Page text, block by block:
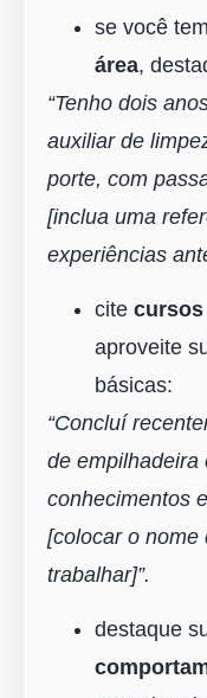
se você tem
área,
“Tenho dois
auxiliar de
porte, com
[inclua uma
experiências
cite
aproveite
básicas:
“Concluí
de empilhadeira
conhecimentos
[colocar o nome
trabalhar]”.
destaque